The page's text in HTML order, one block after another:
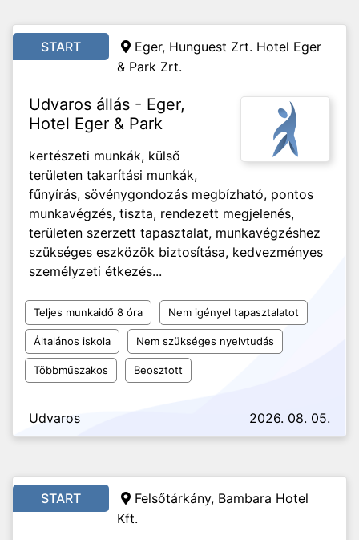
START
Eger, Hunguest Zrt. Hotel Eger
& Park Zrt.
Udvaros állás - Eger,
Hotel Eger & Park
kertészeti munkák, külső
területen takarítási munkák,
fűnyírás, sövénygondozás megbízható, pontos
munkavégzés, tiszta, rendezett megjelenés,
területen szerzett tapasztalat, munkavégzéshez
szükséges eszközök biztosítása, kedvezményes
személyzeti étkezés...
Teljes munkaidő 8 óra Nem igényel tapasztalatot
Általános iskola Nem szükséges nyelvtudás
Többműszakos Beosztott
Udvaros 2026. 08. 05.
START
Felsőtárkány, Bambara Hotel
Kft.